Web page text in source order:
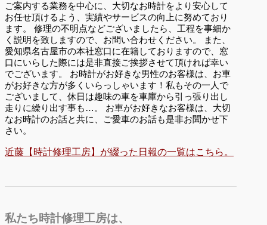
ご案内する業務を中心に、大切なお時計をより安心して
お任せ頂けるよう、実績やサービスの向上に努めており
ます。 修理の不明点などございましたら、工程を事細か
く説明を致しますので、お問い合わせください。 また、
愛知県名古屋市の本社窓口に在籍しておりますので、窓
口にいらした際には是非直接ご挨拶させて頂ければ幸い
でございます。 お時計がお好きな男性のお客様は、お車
がお好きな方が多くいらっしゃいます！私もその一人で
ございまして、休日は趣味の車を車庫から引っ張り出し
走りに繰り出す事も…。 お車がお好きなお客様は、大切
なお時計のお話と共に、ご愛車のお話も是非お聞かせ下
さい。
近藤【時計修理工房】が綴った日報の一覧はこちら。
私たち時計修理工房は、